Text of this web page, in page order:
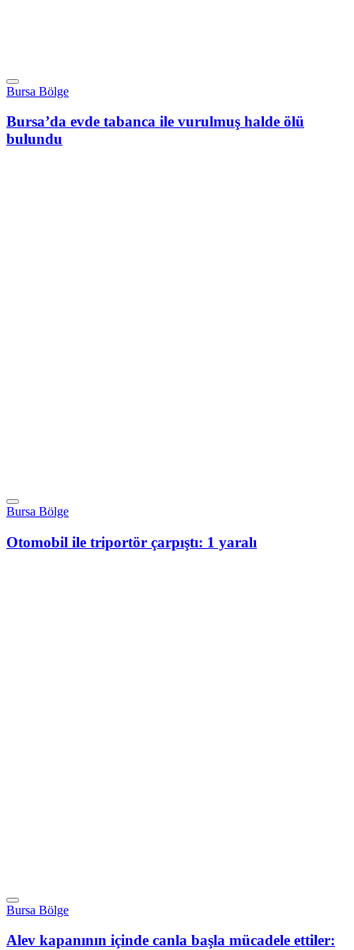
Bursa Bölge
Bursa’da evde tabanca ile vurulmuş halde ölü
bulundu
Bursa Bölge
Otomobil ile triportör çarpıştı: 1 yaralı
Bursa Bölge
Alev kapanının içinde canla başla mücadele ettiler: